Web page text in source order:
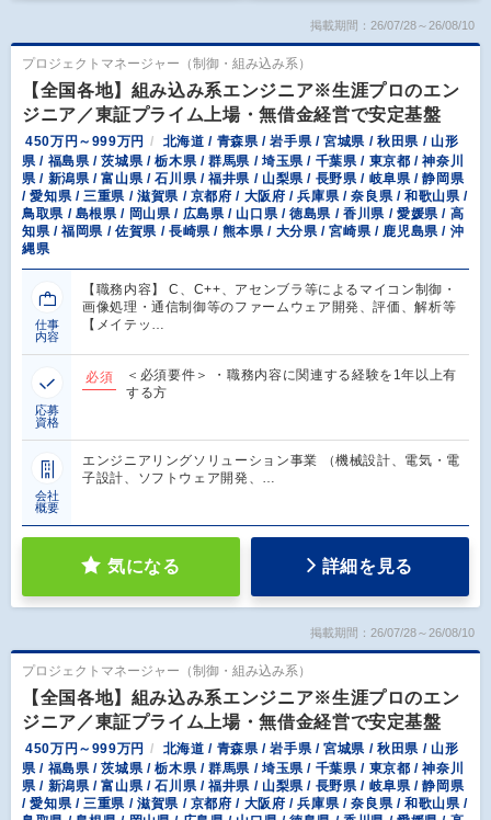
掲載期間：26/07/28～26/08/10
プロジェクトマネージャー（制御・組み込み系）
【全国各地】組み込み系エンジニア※生涯プロのエン
ジニア／東証プライム上場・無借金経営で安定基盤
450万円～999万円
北海道 / 青森県 / 岩手県 / 宮城県 / 秋田県 / 山形
県 / 福島県 / 茨城県 / 栃木県 / 群馬県 / 埼玉県 / 千葉県 / 東京都 / 神奈川
県 / 新潟県 / 富山県 / 石川県 / 福井県 / 山梨県 / 長野県 / 岐阜県 / 静岡県
/ 愛知県 / 三重県 / 滋賀県 / 京都府 / 大阪府 / 兵庫県 / 奈良県 / 和歌山県 /
鳥取県 / 島根県 / 岡山県 / 広島県 / 山口県 / 徳島県 / 香川県 / 愛媛県 / 高
知県 / 福岡県 / 佐賀県 / 長崎県 / 熊本県 / 大分県 / 宮崎県 / 鹿児島県 / 沖
縄県
仕事
内容
【職務内容】 C、C++、アセンブラ等によるマイコン制御・
画像処理・通信制御等のファームウェア開発、評価、解析等
【メイテッ…
応募
資格
必須
＜必須要件＞ ・職務内容に関連する経験を1年以上有
する方
会社
概要
エンジニアリングソリューション事業 （機械設計、電気・電
子設計、ソフトウェア開発、…
気になる 詳細を見る
掲載期間：26/07/28～26/08/10
プロジェクトマネージャー（制御・組み込み系）
【全国各地】組み込み系エンジニア※生涯プロのエン
ジニア／東証プライム上場・無借金経営で安定基盤
450万円～999万円
北海道 / 青森県 / 岩手県 / 宮城県 / 秋田県 / 山形
県 / 福島県 / 茨城県 / 栃木県 / 群馬県 / 埼玉県 / 千葉県 / 東京都 / 神奈川
県 / 新潟県 / 富山県 / 石川県 / 福井県 / 山梨県 / 長野県 / 岐阜県 / 静岡県
/ 愛知県 / 三重県 / 滋賀県 / 京都府 / 大阪府 / 兵庫県 / 奈良県 / 和歌山県 /